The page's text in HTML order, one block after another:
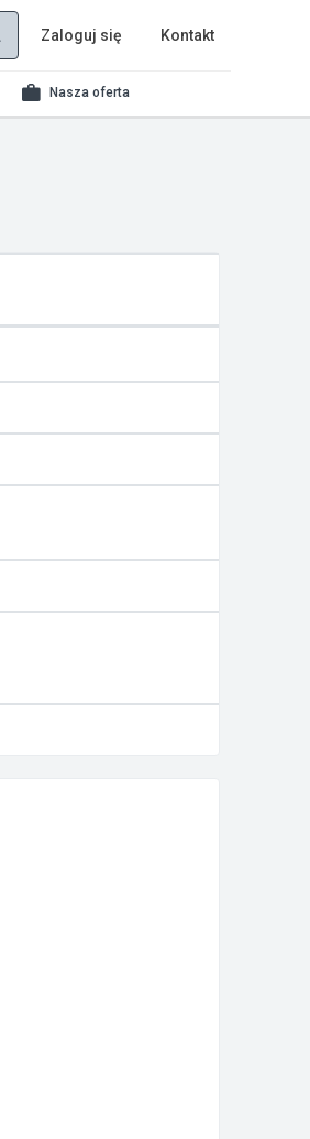
Zaloguj się Kontakt
Nasza oferta